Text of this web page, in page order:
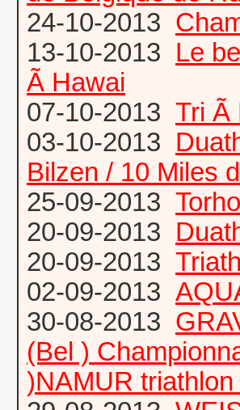
24-10-2013
13-10-2013 Le
Ã Hawai
07-10-2013 Tri Ã
03-10-2013
Bilzen / 10 Miles
25-09-2013
20-09-2013
20-09-2013
02-09-2013
30-08-2013
(Bel )
)NAMUR